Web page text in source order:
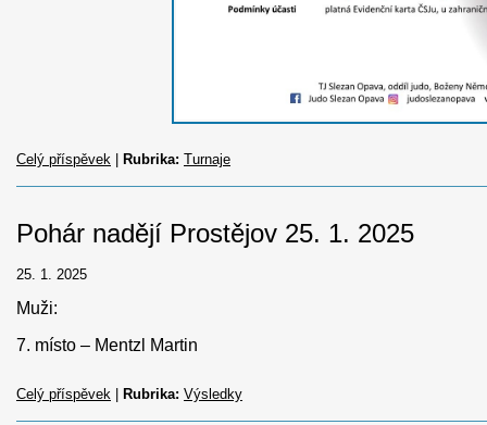
Celý příspěvek Rubrika: Turnaje
Pohár nadějí Prostějov 25. 1. 2025
25. 1. 2025
Muži:
7. místo – Mentzl Martin
Celý příspěvek Rubrika: Výsledky